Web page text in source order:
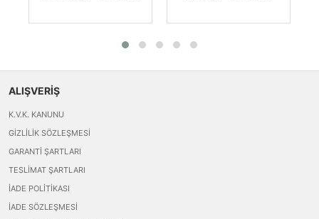
ALIŞVERİŞ
K.V.K. KANUNU
GIZLILIK SÖZLEŞMESI
GARANTI ŞARTLARI
TESLIMAT ŞARTLARI
İADE POLITIKASI
İADE SÖZLEŞMESI